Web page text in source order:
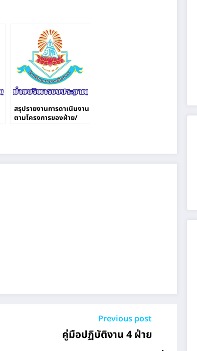
สรุปรายงานการดาเนินงาน
ตามโครงการของฝ่าย/
Previous post
คู่มือปฏิบัติงาน 4 ฝ่าย